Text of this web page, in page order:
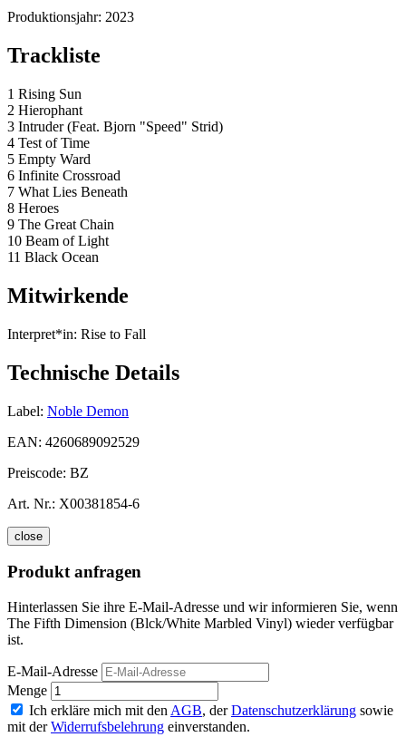
Produktionsjahr: 2023
Trackliste
1 Rising Sun
2 Hierophant
3 Intruder (Feat. Bjorn "Speed" Strid)
4 Test of Time
5 Empty Ward
6 Infinite Crossroad
7 What Lies Beneath
8 Heroes
9 The Great Chain
10 Beam of Light
11 Black Ocean
Mitwirkende
Interpret*in: Rise to Fall
Technische Details
Label: Noble Demon
EAN: 4260689092529
Preiscode: BZ
Art. Nr.: X00381854-6
close
Produkt anfragen
Hinterlassen Sie ihre E-Mail-Adresse und wir informieren Sie, wenn
The Fifth Dimension (Blck/White Marbled Vinyl) wieder verfügbar
ist.
E-Mail-Adresse
Menge
Ich erkläre mich mit den AGB, derDatenschutzerklärung sowie
mit derWiderrufsbelehrung einverstanden.